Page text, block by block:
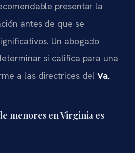
presentar la
antes de que se
Un abogado
si califica para una
a las directrices del Va.
menores en Virginia es